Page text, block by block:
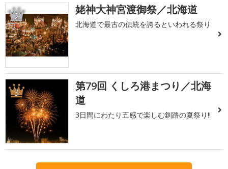
2 姥神大神宮渡御祭／北海道
北海道で最古の伝統を誇るといわれる祭り
3
第79回 くしろ港まつり／北海
道
3日間にわたり五感で楽しむ釧路の夏祭り!!